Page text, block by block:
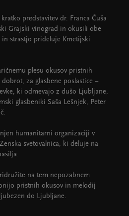
predstavitev dr. Franca Čuša
Grajski vinograd in okusili obe
strastjo prideluje Kmetijski
plesu okusov pristnih
za glasbene poslastice –
ki odmevajo z dušo Ljubljane,
glasbeniki Saša Lešnjek, Peter
humanitarni organizaciji v
svetovalnica, ki deluje na
na tem nepozabnem
pristnih okusov in melodij
do Ljubljane.